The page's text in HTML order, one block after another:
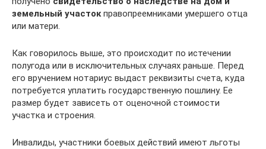
земельный участок правопреемниками умершего отца
или матери.
Как говорилось выше, это происходит по истечении
полугода или в исключительных случаях раньше. Перед
его вручением нотариус выдаст реквизиты счета, куда
потребуется уплатить государственную пошлину. Ее
размер будет зависеть от оценочной стоимости
участка и строения.
Инвалиды, участники боевых действий имеют льготы